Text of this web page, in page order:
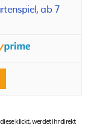
ab 7
klickt, werdet ihr direkt